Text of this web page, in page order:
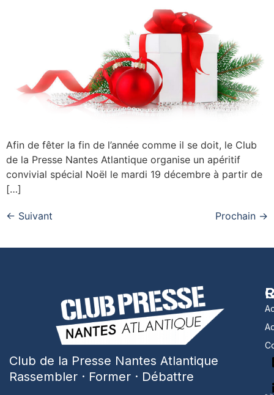
Afin de fêter la fin de l’année comme il se doit, le Club
de la Presse Nantes Atlantique organise un apéritif
convivial spécial Noël le mardi 19 décembre à partir de
[…]
← Suivant Prochain →
Club de la Presse Nantes Atlantique
Rassembler · Former · Débattre